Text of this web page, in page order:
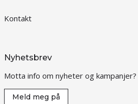
Kontakt
Nyhetsbrev
Motta info om nyheter og kampanjer?
Meld meg på